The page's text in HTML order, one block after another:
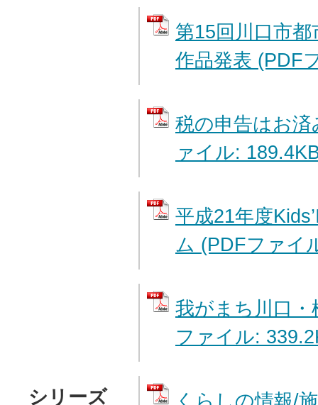
第15回川口市
作品発表 (PDF
税の申告はお
ァイル:
平成21年度
ム (PDFファイ
我がまち川口
ファイル:
シリーズ
くらしの情報/